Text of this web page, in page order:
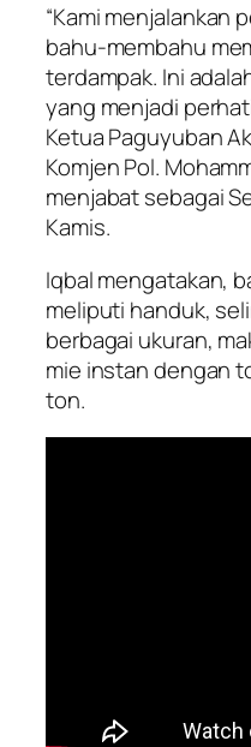
“Kami menjalankan
bahu-membahu
terdampak. Ini
yang menjadi
Ketua Paguyuban
Komjen Pol.
menjabat sebagai
Kamis.
Iqbal mengatakan,
meliputi handuk,
berbagai ukuran,
mie instan dengan
ton.